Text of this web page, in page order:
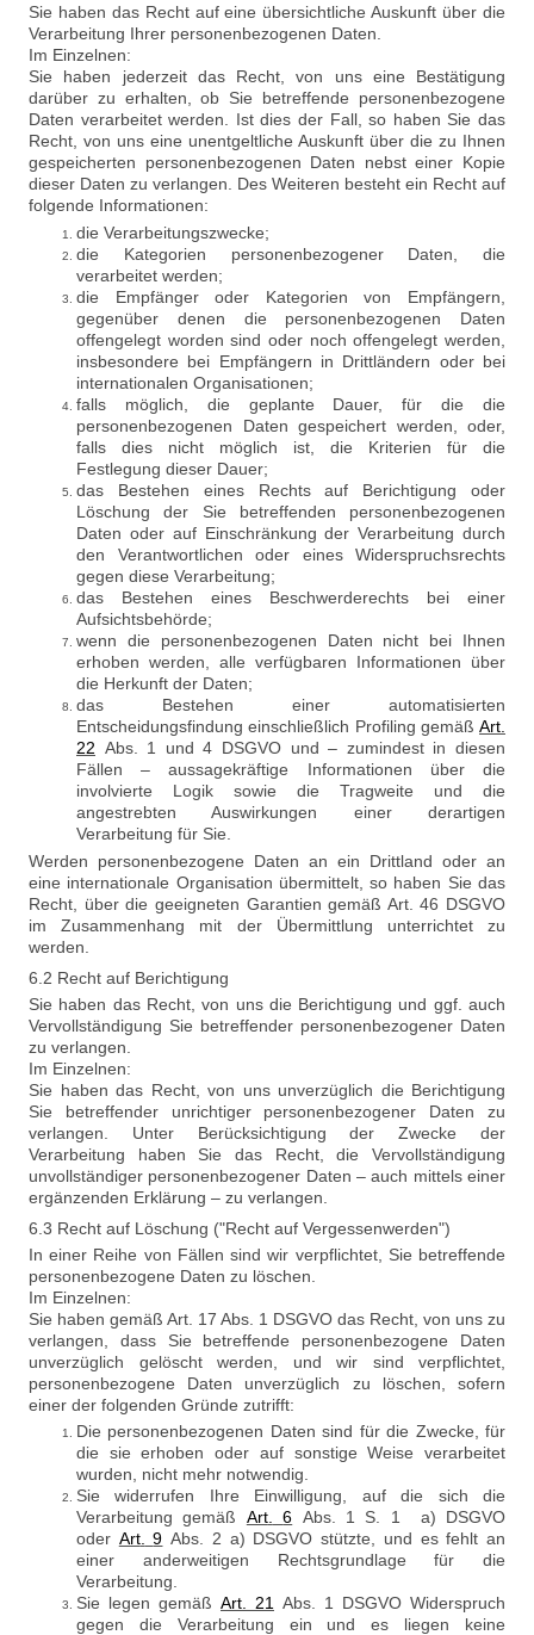
Sie haben das Recht auf eine übersichtliche Auskunft über die
Verarbeitung Ihrer personenbezogenen Daten.
Im Einzelnen:
Sie haben jederzeit das Recht, von uns eine Bestätigung
darüber zu erhalten, ob Sie betreffende personenbezogene
Daten verarbeitet werden. Ist dies der Fall, so haben Sie das
Recht, von uns eine unentgeltliche Auskunft über die zu Ihnen
gespeicherten personenbezogenen Daten nebst einer Kopie
dieser Daten zu verlangen. Des Weiteren besteht ein Recht auf
folgende Informationen:
die Verarbeitungszwecke;
die Kategorien personenbezogener Daten, die
verarbeitet werden;
die Empfänger oder Kategorien von Empfängern,
gegenüber denen die personenbezogenen Daten
offengelegt worden sind oder noch offengelegt werden,
insbesondere bei Empfängern in Drittländern oder bei
internationalen Organisationen;
falls möglich, die geplante Dauer, für die die
personenbezogenen Daten gespeichert werden, oder,
falls dies nicht möglich ist, die Kriterien für die
Festlegung dieser Dauer;
das Bestehen eines Rechts auf Berichtigung oder
Löschung der Sie betreffenden personenbezogenen
Daten oder auf Einschränkung der Verarbeitung durch
den Verantwortlichen oder eines Widerspruchsrechts
gegen diese Verarbeitung;
das Bestehen eines Beschwerderechts bei einer
Aufsichtsbehörde;
wenn die personenbezogenen Daten nicht bei Ihnen
erhoben werden, alle verfügbaren Informationen über
die Herkunft der Daten;
das Bestehen einer automatisierten
Entscheidungsfindung einschließlich Profiling gemäß Art.
22 Abs. 1 und 4 DSGVO und – zumindest in diesen
Fällen – aussagekräftige Informationen über die
involvierte Logik sowie die Tragweite und die
angestrebten Auswirkungen einer derartigen
Verarbeitung für Sie.
Werden personenbezogene Daten an ein Drittland oder an
eine internationale Organisation übermittelt, so haben Sie das
Recht, über die geeigneten Garantien gemäß Art. 46 DSGVO
im Zusammenhang mit der Übermittlung unterrichtet zu
werden.
6.2 Recht auf Berichtigung
Sie haben das Recht, von uns die Berichtigung und ggf. auch
Vervollständigung Sie betreffender personenbezogener Daten
zu verlangen.
Im Einzelnen:
Sie haben das Recht, von uns unverzüglich die Berichtigung
Sie betreffender unrichtiger personenbezogener Daten zu
verlangen. Unter Berücksichtigung der Zwecke der
Verarbeitung haben Sie das Recht, die Vervollständigung
unvollständiger personenbezogener Daten – auch mittels einer
ergänzenden Erklärung – zu verlangen.
6.3 Recht auf Löschung ("Recht auf Vergessenwerden")
In einer Reihe von Fällen sind wir verpflichtet, Sie betreffende
personenbezogene Daten zu löschen.
Im Einzelnen:
Sie haben gemäß Art. 17 Abs. 1 DSGVO das Recht, von uns zu
verlangen, dass Sie betreffende personenbezogene Daten
unverzüglich gelöscht werden, und wir sind verpflichtet,
personenbezogene Daten unverzüglich zu löschen, sofern
einer der folgenden Gründe zutrifft:
Die personenbezogenen Daten sind für die Zwecke, für
die sie erhoben oder auf sonstige Weise verarbeitet
wurden, nicht mehr notwendig.
Sie widerrufen Ihre Einwilligung, auf die sich die
Verarbeitung gemäß Art. 6 Abs. 1 S. 1 a) DSGVO
oder Art. 9 Abs. 2 a) DSGVO stützte, und es fehlt an
einer anderweitigen Rechtsgrundlage für die
Verarbeitung.
Sie legen gemäß Art. 21 Abs. 1 DSGVO Widerspruch
gegen die Verarbeitung ein und es liegen keine